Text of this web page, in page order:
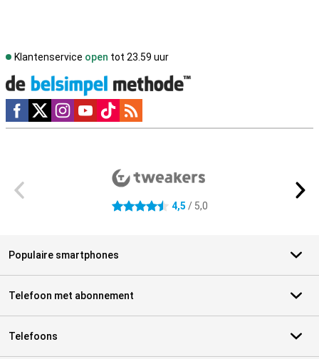
Klantenservice open tot 23.59 uur
Social media
4.5 sterren 4,5 / 5,0
Populaire smartphones
Telefoon met abonnement
Telefoons